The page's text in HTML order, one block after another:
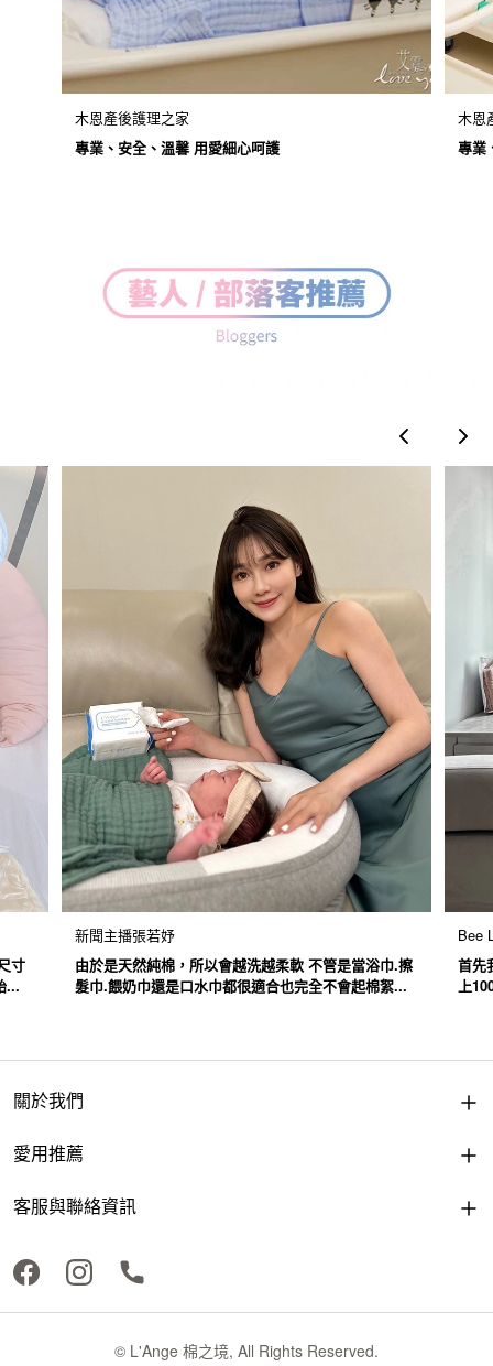
木恩產後護理之家
專業、安全、溫馨 用愛細心呵護
木恩
專業
寸
...
新聞主播張若妤
由於是天然純棉，所以會越洗越柔軟 不管是當浴巾.擦
髮巾.餵奶巾還是口水巾都很適合也完全不會起棉絮...
Bee
首先
上
關於我們
愛用推薦
客服與聯絡資訊
© L'Ange 棉之境, All Rights Reserved.